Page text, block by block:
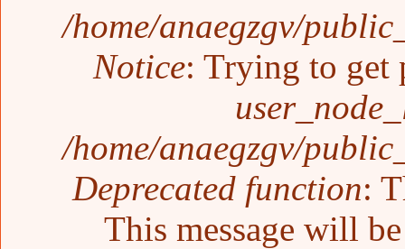
/home/anaegzgv/
Notice: Trying to get
/home/anaegzgv/
Deprecated function:
This message will